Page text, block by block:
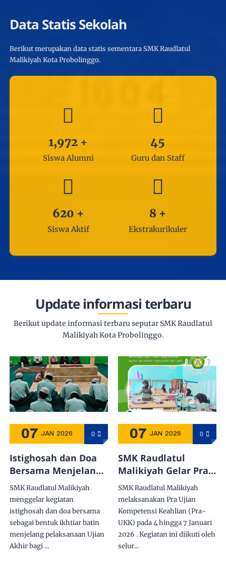
Data Statis Sekolah
Berikut merupakan data statis sementara SMK Raudlatul
Malikiyah Kota Probolinggo.
1,972 +
Siswa Alumni
45
Guru dan Staff
620 +
Siswa Aktif
8 +
Ekstrakurikuler
Update informasi terbaru
Berikut update informasi terbaru seputar SMK Raudlatul
Malikiyah Kota Probolinggo.
07 JAN 2026 0
Istighosah dan Doa
Bersama Menjelang
Ujian Akhir Kelas XII
SMK Raudlatul
Malikiyah
SMK Raudlatul Malikiyah
menggelar kegiatan
istighosah dan doa bersama
sebagai bentuk ikhtiar batin
menjelang pelaksanaan Ujian
Akhir bagi ...
07 JAN 2026 0
SMK Raudlatul
Malikiyah Gelar Pra
Ujian Kompetensi
Keahlian 4–7 Januari
2026
SMK Raudlatul Malikiyah
melaksanakan Pra Ujian
Kompetensi Keahlian (Pra-
UKK) pada 4 hingga 7 Januari
2026 . Kegiatan ini diikuti oleh
selur...